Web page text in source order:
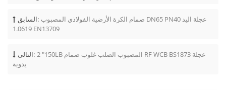
السابق: صمام الكرة الأرضية الفولاذي المصبوب DN65 PN40 عجلة اليد
1.0619 EN13709
التالى: 2 "150LB المصبوب الصلب غلوب صمام RF WCB BS1873 عجلة
يدوية